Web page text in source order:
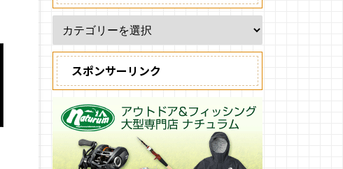
スポンサーリンク